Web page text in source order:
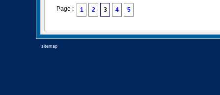
Page : 1 2 3 4 5
sitemap